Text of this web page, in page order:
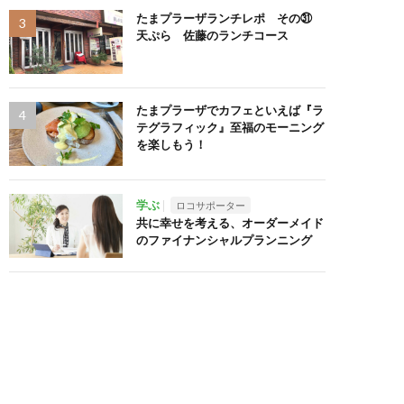
たまプラーザランチレポ その㉛
天ぷら 佐藤のランチコース
たまプラーザでカフェといえば『ラ
テグラフィック』至福のモーニング
を楽しもう！
学ぶ ロコサポーター
共に幸せを考える、オーダーメイド
のファイナンシャルプランニング